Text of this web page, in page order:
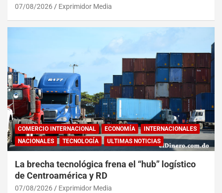
07/08/2026 Exprimidor Media
COMERCIO INTERNACIONAL ECONOMÍA
INTERNACIONALES
NACIONALES
TECNOLOGÍA ULTIMAS NOTICIAS
La brecha tecnológica frena el “hub” logístico
de Centroamérica y RD
07/08/2026 Exprimidor Media